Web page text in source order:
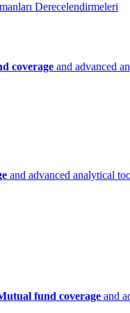
Derecelendirmeleri
coverage and advanced
and advanced analytical
fund coverage and